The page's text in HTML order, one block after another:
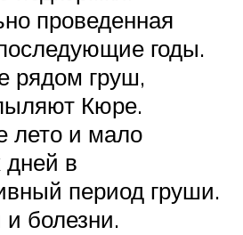
проведенная
годы.
рядом груш,
Кюре.
лето и мало
дней в
период груши.
болезни.